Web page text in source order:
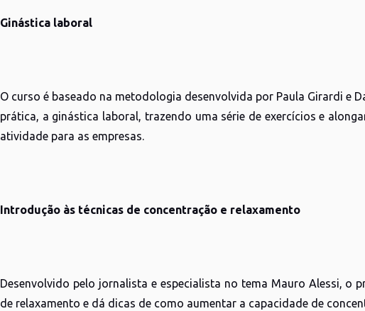
Ginástica laboral
O curso é baseado na metodologia desenvolvida por Paula Girardi e
prática, a ginástica laboral, trazendo uma série de exercícios e
atividade para as empresas.
Introdução às técnicas de concentração e relaxamento
Desenvolvido pelo jornalista e especialista no tema Mauro Alessi, o
de relaxamento e dá dicas de como aumentar a capacidade de